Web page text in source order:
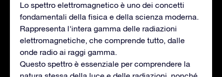
Lo spettro elettromagnetico è uno dei concetti
fondamentali della fisica e della scienza moderna.
Rappresenta l'intera gamma delle radiazioni
elettromagnetiche, che comprende tutto, dalle
onde radio ai raggi gamma.
Questo spettro è essenziale per comprendere la